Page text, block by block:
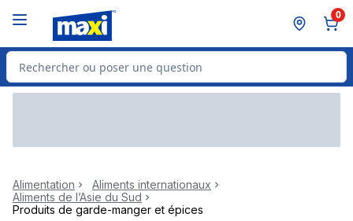
0
Rechercher des produits
Alimentation
Aliments internationaux
Aliments de l’Asie du Sud
Produits de garde-manger et épices